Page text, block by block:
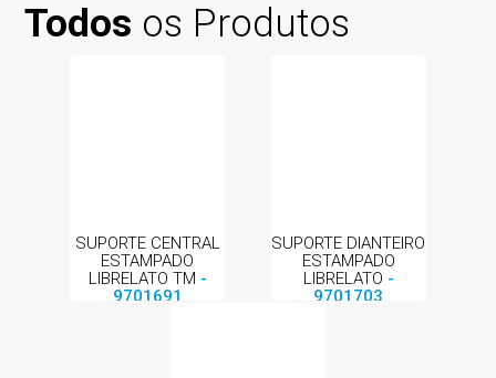
Todos os Produtos
SUPORTE CENTRAL
ESTAMPADO
LIBRELATO TM -
9701691
SUPORTE DIANTEIRO
ESTAMPADO
LIBRELATO -
9701703